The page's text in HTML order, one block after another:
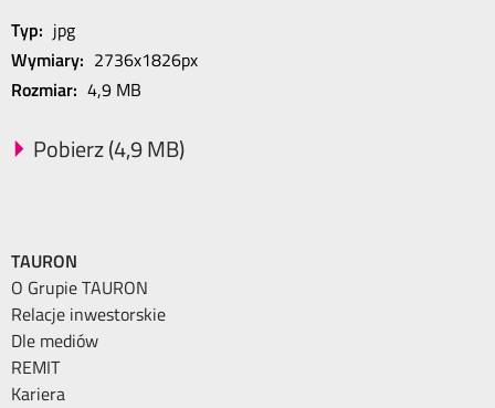
Typ: jpg
Wymiary: 2736x1826px
Rozmiar: 4,9 MB
Pobierz (4,9 MB)
TAURON
O Grupie TAURON
Relacje inwestorskie
Dle mediów
REMIT
Kariera